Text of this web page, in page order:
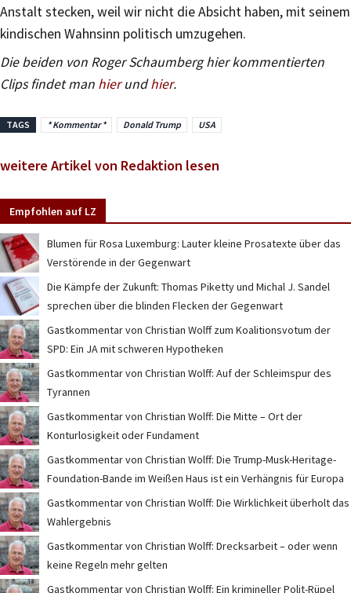
Anstalt stecken, weil wir nicht die Absicht haben, mit seinem
kindischen Wahnsinn politisch umzugehen.
Die beiden von Roger Schaumberg hier kommentierten
Clips findet man hierundhier.
TAGS * Kommentar * Donald Trump USA
weitere Artikel von Redaktion lesen
Empfohlen auf LZ
Blumen für Rosa Luxemburg: Lauter kleine Prosatexte über das
Verstörende in der Gegenwart
Die Kämpfe der Zukunft: Thomas Piketty und Michal J. Sandel
sprechen über die blinden Flecken der Gegenwart
Gastkommentar von Christian Wolff zum Koalitionsvotum der
SPD: Ein JA mit schweren Hypotheken
Gastkommentar von Christian Wolff: Auf der Schleimspur des
Tyrannen
Gastkommentar von Christian Wolff: Die Mitte – Ort der
Konturlosigkeit oder Fundament
Gastkommentar von Christian Wolff: Die Trump-Musk-Heritage-
Foundation-Bande im Weißen Haus ist ein Verhängnis für Europa
Gastkommentar von Christian Wolff: Die Wirklichkeit überholt das
Wahlergebnis
Gastkommentar von Christian Wolff: Drecksarbeit – oder wenn
keine Regeln mehr gelten
Gastkommentar von Christian Wolff: Ein krimineller Polit-Rüpel